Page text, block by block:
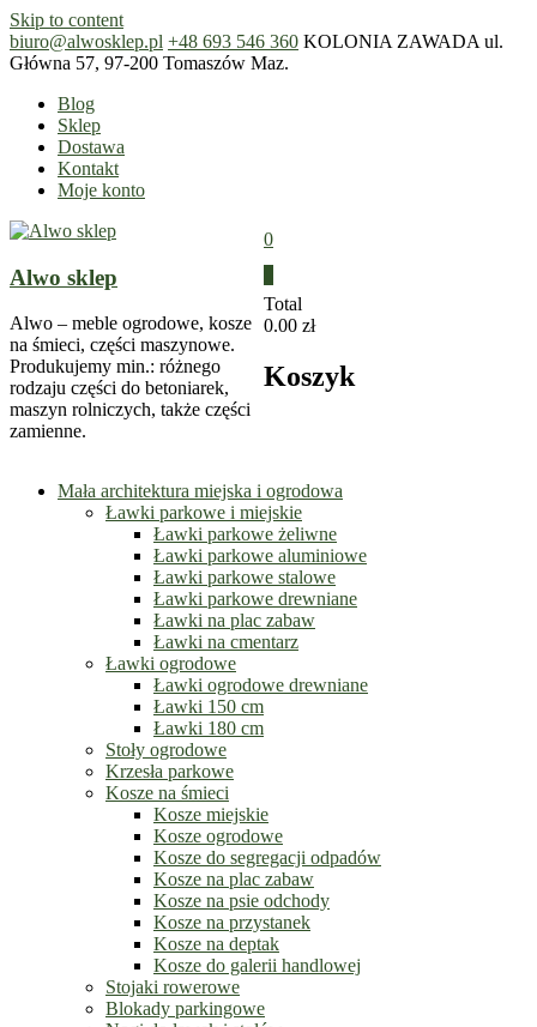
Skip to content
biuro@alwosklep.pl +48 693 546 360 KOLONIA ZAWADA ul.
Główna 57, 97-200 Tomaszów Maz.
Blog
Sklep
Dostawa
Kontakt
Moje konto
Alwo sklep
Alwo – meble ogrodowe, kosze
na śmieci, części maszynowe.
Produkujemy min.: różnego
rodzaju części do betoniarek,
maszyn rolniczych, także części
zamienne.
0
Total
0.00 zł
Koszyk
Mała architektura miejska i ogrodowa
Ławki parkowe i miejskie
Ławki parkowe żeliwne
Ławki parkowe aluminiowe
Ławki parkowe stalowe
Ławki parkowe drewniane
Ławki na plac zabaw
Ławki na cmentarz
Ławki ogrodowe
Ławki ogrodowe drewniane
Ławki 150 cm
Ławki 180 cm
Stoły ogrodowe
Krzesła parkowe
Kosze na śmieci
Kosze miejskie
Kosze ogrodowe
Kosze do segregacji odpadów
Kosze na plac zabaw
Kosze na psie odchody
Kosze na przystanek
Kosze na deptak
Kosze do galerii handlowej
Stojaki rowerowe
Blokady parkingowe